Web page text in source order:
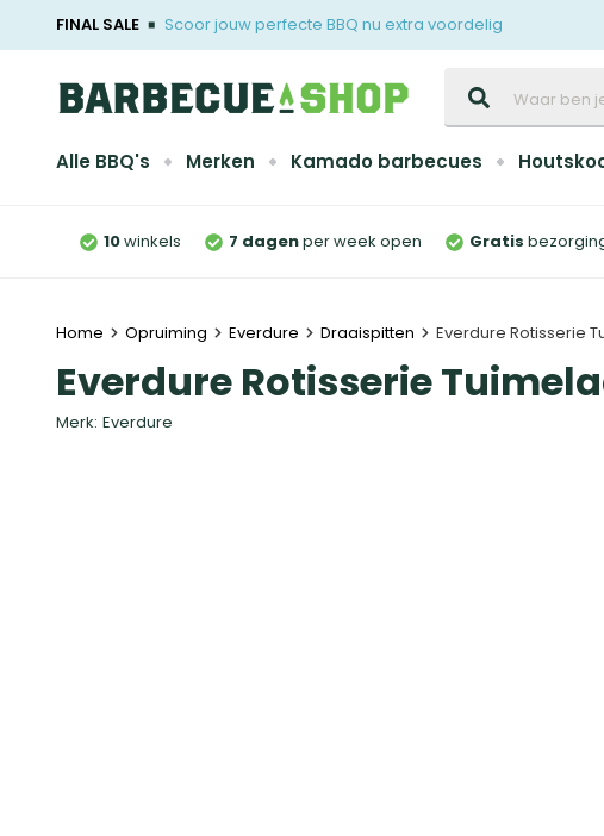
FINAL SALE Scoor jouw perfecte BBQ nu extra voordelig
Alle BBQ's Merken Kamado barbecues
10winkels 7 dagenper week open Gratis
Home Opruiming Everdure Draaispitten Everdure Rotisserie
Everdure Rotisserie
Merk: Everdure